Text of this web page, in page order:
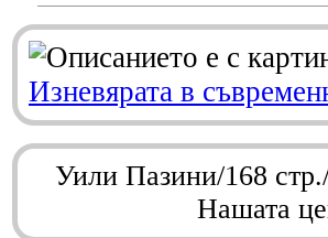
Изневярата в
Уили Пазини/168
Нашата